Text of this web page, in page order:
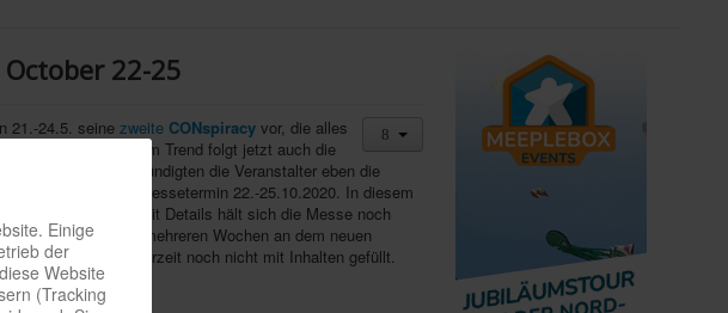
22-25
21.-24.5. seine zweite CONspiracy vor, die alles
zu lassen. Diesem Trend folgt jetzt auch die
für dieses Jahr kündigten die Veranstalter eben die
am ursprünglichen Messetermin 22.-25.10.2020. In diesem
präsentieren. Mit Details hält sich die Messe noch
arbeite schon seit mehreren Wochen an dem neuen
sein, ist aber derzeit noch nicht mit Inhalten gefüllt.
Einige
der
Website
(Tracking